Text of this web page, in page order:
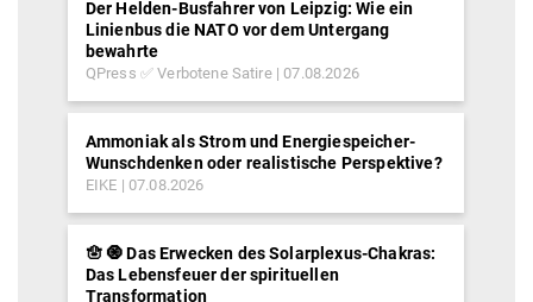
Der Helden-Busfahrer von Leipzig: Wie ein
Linienbus die NATO vor dem Untergang
bewahrte
QPress ✅ Verbotene Satire 07.08.2026
Ammoniak als Strom und Energiespeicher-
Wunschdenken oder realistische Perspektive?
EIKE 07.08.2026
🪬 🧿 Das Erwecken des Solarplexus-Chakras:
Das Lebensfeuer der spirituellen
Transformation